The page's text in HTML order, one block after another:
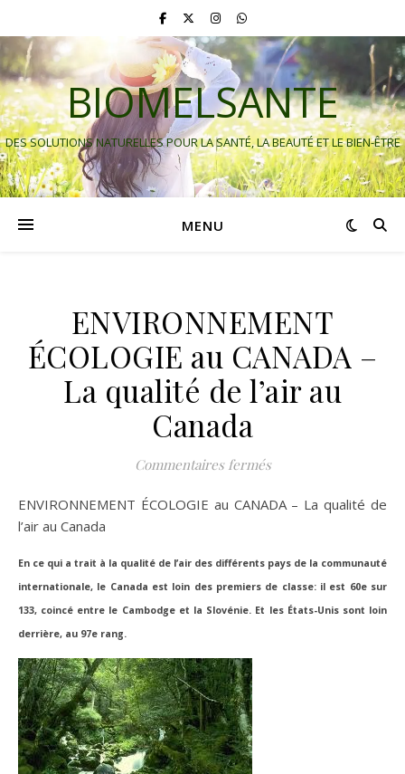
BIOMELSANTE
DES SOLUTIONS NATURELLES POUR LA SANTÉ, LA BEAUTÉ ET LE BIEN-ÊTRE
MENU
ENVIRONNEMENT
ÉCOLOGIE au CANADA –
La qualité de l’air au
Canada
Commentaires ferméssur
ENVIRONNEMENT ÉCOLOGIE au CANADA – La qualité de
l’air au Canada
En ce qui a trait à la qualité de l’air des différents pays de la communauté
internationale, le Canada est loin des premiers de classe: il est 60e sur
133, coincé entre le Cambodge et la Slovénie. Et les États-Unis sont loin
derrière, au 97e rang.